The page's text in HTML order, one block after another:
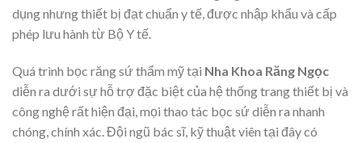
dụng nhưng thiết bị đạt chuẩn y tế, được nhập khẩu và cấp
phép lưu hành từ Bộ Y tế.
Quá trình bọc răng sứ thẩm mỹ tại Nha Khoa Răng Ngọc
diễn ra dưới sự hỗ trợ đặc biệt của hệ thống trang thiết bị và
công nghệ rất hiện đại, mọi thao tác bọc sứ diễn ra nhanh
chóng, chính xác. Đội ngũ bác sĩ, kỹ thuật viên tại đây có